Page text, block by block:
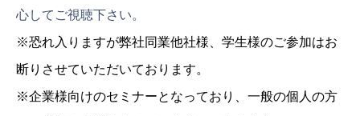
心してご視聴下さい。
※恐れ入りますが弊社同業他社様、学生様のご参加はお
断りさせていただいております。
※企業様向けのセミナーとなっており、一般の個人の方